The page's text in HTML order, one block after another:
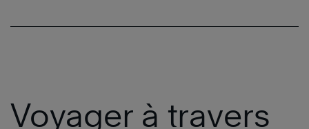
Voyager à travers